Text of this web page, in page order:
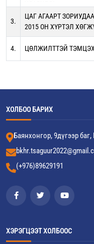
3.
ЦАГ АГААРТ
2015 ОН ХҮРТЭЛ
4. ЦӨЛЖИЛТТЭЙ
ХОЛБОО БАРИХ
Баянхонгор, 9дүгээр баг,
(+976)89629191
ХЭРЭГЦЭЭТ ХОЛБООС